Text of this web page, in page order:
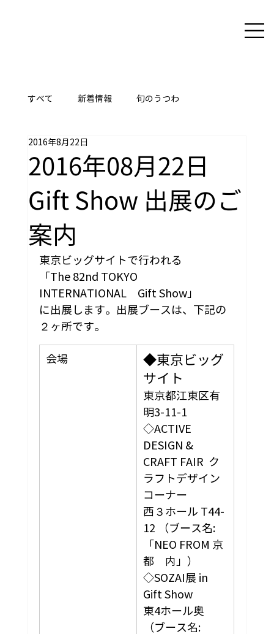
すべて 新着情報 旬のうつわ
ここに技あり
2016年08月22日
Gift Show 出展のご
案内
2016年8月22日
東京ビッグサイトで行われる
「The 82nd TOKYO
INTERNATIONAL　Gift Show」
に出展します。出展ブースは、下記の
２ヶ所です。
会場
◆東京ビッグ
サイト
東京都江東区有
明3-11-1
◇ACTIVE
DESIGN &
CRAFT FAIR  ク
ラフトデザイン
コーナー
西３ホール T44-
12 （ブース名:
「NEO FROM 京
都　内」）
◇SOZAI展 in
Gift Show
東4ホール奥
（ブース名: